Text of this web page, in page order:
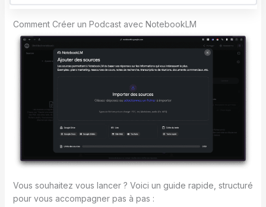
Comment Créer un Podcast avec NotebookLM
Vous souhaitez vous lancer ? Voici un guide rapide, structuré
pour vous accompagner pas à pas :